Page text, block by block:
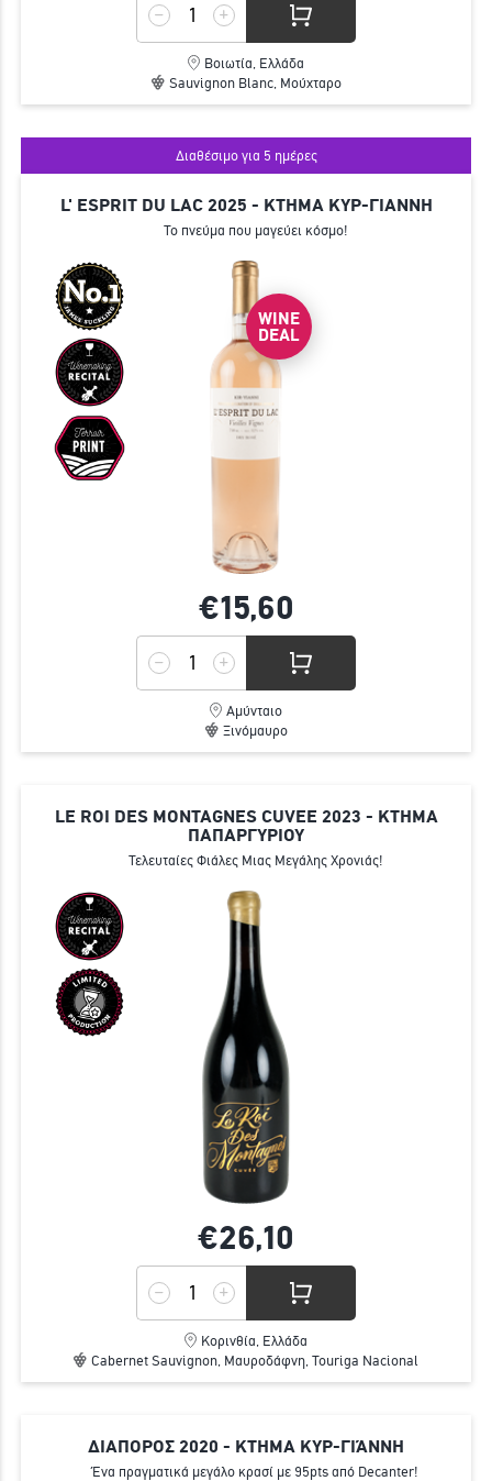
Βοιωτία, Ελλάδα
Sauvignon Blanc, Μούχταρο
Διαθέσιμο για 5 ημέρες
L' ESPRIT DU LAC 2025 - ΚΤΗΜΑ ΚΥΡ-ΓΙΑΝΝΗ
Το πνεύμα που μαγεύει κόσμο!
WINE
DEAL
€15,60
Αμύνταιο
Ξινόμαυρο
LE ROI DES MONTAGNES CUVEE 2023 - ΚΤΗΜΑ
ΠΑΠΑΡΓΥΡΙΟΥ
Τελευταίες Φιάλες Μιας Μεγάλης Χρονιάς!
€26,10
Κορινθία, Ελλάδα
Cabernet Sauvignon, Μαυροδάφνη, Touriga Nacional
ΔΙΑΠΟΡΟΣ 2020 - ΚΤΗΜΑ ΚΥΡ-ΓΙΆΝΝΗ
Ένα πραγματικά μεγάλο κρασί με 95pts από Decanter!